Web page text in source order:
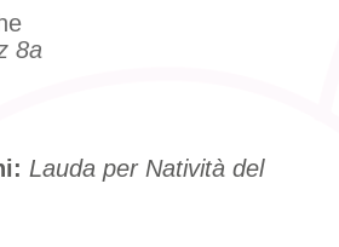
8a
Lauda per Natività del